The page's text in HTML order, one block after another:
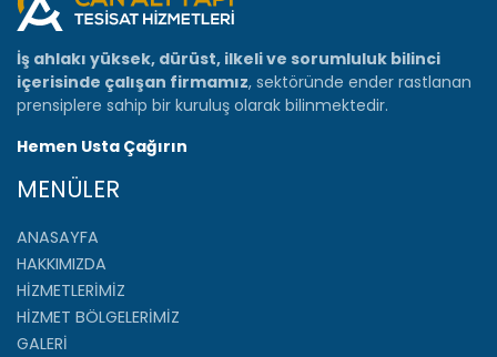
İş ahlakı yüksek, dürüst, ilkeli ve sorumluluk bilinci
içerisinde çalışan firmamız, sektöründe ender rastlanan
prensiplere sahip bir kuruluş olarak bilinmektedir.
Hemen Usta Çağırın
MENÜLER
ANASAYFA
HAKKIMIZDA
HİZMETLERİMİZ
HİZMET BÖLGELERİMİZ
GALERİ